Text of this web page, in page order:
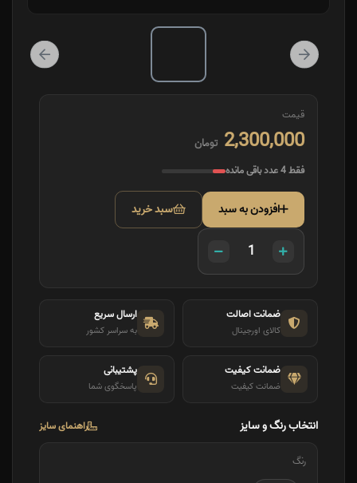
قیمت
2,300,000 تومان
فقط 4 عدد باقی مانده
افزودن به سبد سبد خرید
ضمانت اصالت
کالای اورجینال
ارسال سریع
به سراسر کشور
ضمانت کیفیت
ضمانت کیفیت
پشتیبانی
پاسخگوی شما
انتخاب رنگ و سایز راهنمای سایز
رنگ